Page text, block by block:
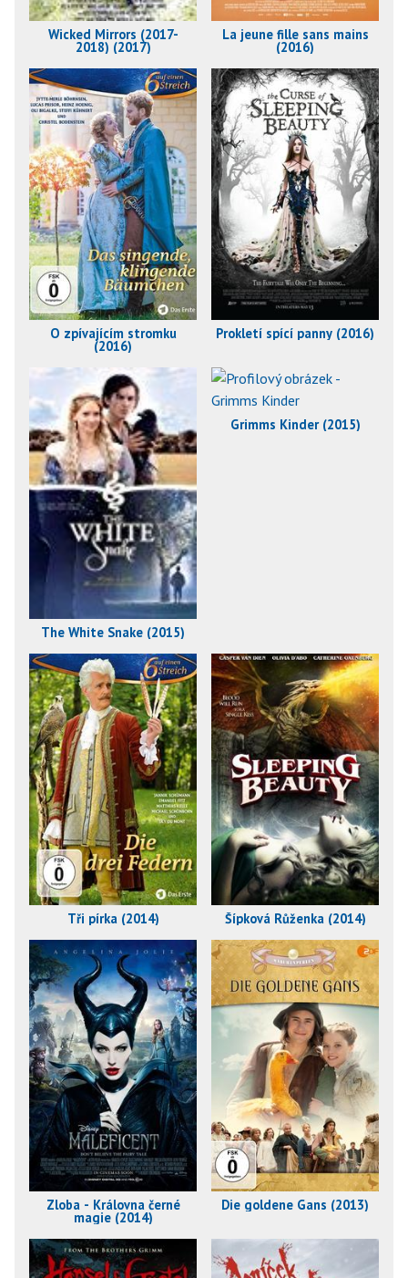
Wicked Mirrors (2017-
2018) (2017)
La jeune fille sans mains
(2016)
O zpívajícím stromku
(2016)
Prokletí spící panny (2016)
The White Snake (2015)
Grimms Kinder (2015)
Tři pírka (2014) Šípková Růženka (2014)
Zloba - Královna černé
magie (2014)
Die goldene Gans (2013)